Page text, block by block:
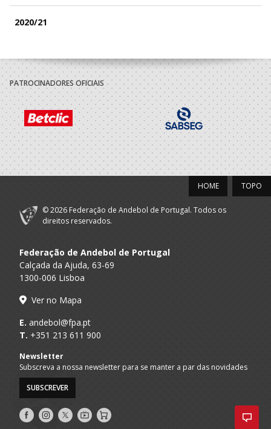
2020/21
A.A. Aveiro
Desportiva
Sanjoanense
Seniores M
2019/20
A.A. Aveiro
Associacao
Desportiva
Sanjoanense
Seniores M
2018/19
A.A. Aveiro
Desportiva
Sanjoanense
Seniores M
A.A. Aveiro
Desportiva
Sanjoanense
Seniores M
PATROCINADORES OFICIAIS
TOPO
HOME
© 2026 Federação de Andebol de Portugal. Todos os
direitos reservados.
Federação de Andebol de Portugal
Calçada da Ajuda, 63-69
1300-006 Lisboa
Ver no Mapa
E. andebol@fpa.pt
T. +351 213 611 900
Newsletter
Subscreva a nossa newsletter para se manter a par das novidades
SUBSCREVER
Siga-
nos
Siga-
nos
Siga-
nos
AndebolTV
Loja